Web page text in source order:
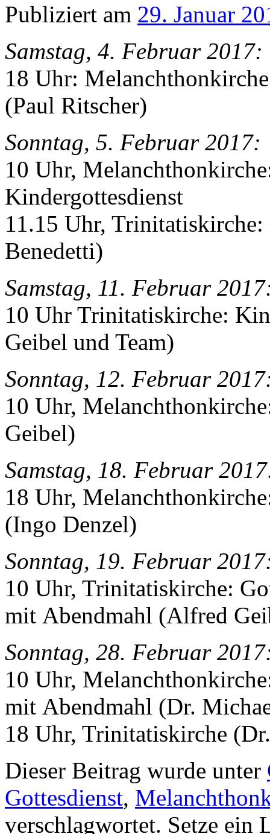
Publiziert am 29. Januar
Samstag, 4. Februar 2017:
18 Uhr:
(Paul Ritscher)
Sonntag, 5. Februar 2017:
10 Uhr,
Kindergottesdienst
11.15 Uhr,
Benedetti)
Samstag, 11. Februar
10 Uhr Trinitatiskirche:
Geibel und Team)
Sonntag, 12. Februar
10 Uhr,
Geibel)
Samstag, 18. Februar
18 Uhr,
(Ingo Denzel)
Sonntag, 19. Februar
10 Uhr, Trinitatiskirche:
mit Abendmahl (Alfred
Sonntag, 28. Februar
10 Uhr,
mit Abendmahl (Dr.
18 Uhr, Trinitatiskirche
Dieser Beitrag wurde unter
Gottesdienst,
verschlagwortet. Setze ein